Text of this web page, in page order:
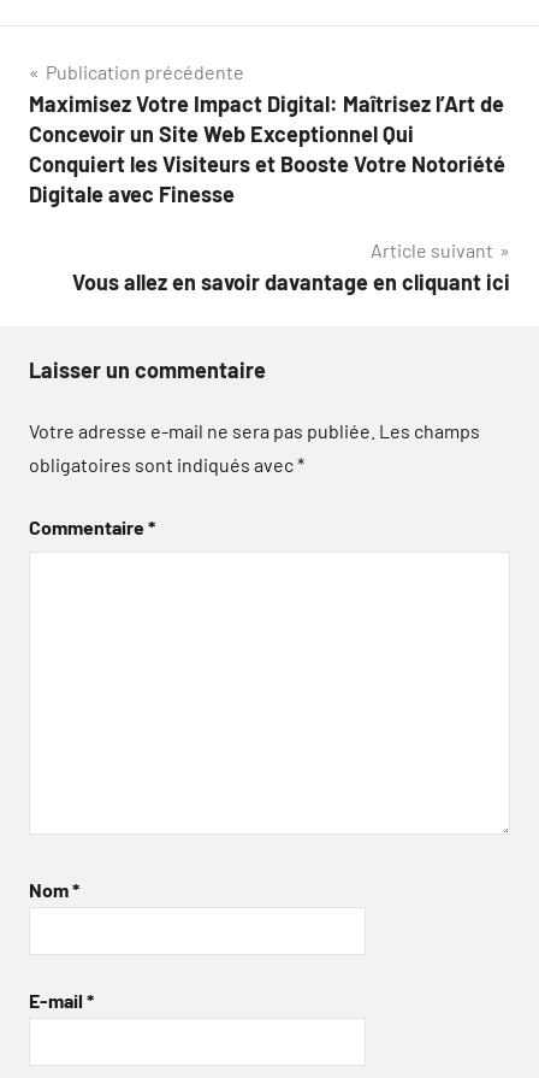
Navigation
de
l’article
Publication précédente
Maximisez Votre Impact Digital: Maîtrisez l’Art de
Concevoir un Site Web Exceptionnel Qui
Conquiert les Visiteurs et Booste Votre Notoriété
Digitale avec Finesse
Article suivant
Vous allez en savoir davantage en cliquant ici
Laisser un commentaire
Votre adresse e-mail ne sera pas publiée. Les champs
obligatoires sont indiqués avec*
Commentaire*
Nom*
E-mail *